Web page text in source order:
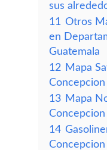
sus
11 Otros
en
Guatemala
12 Mapa
13 Mapa
14